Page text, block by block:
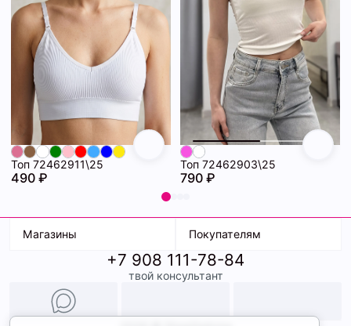
Топ 72462911\25
490 ₽
Топ 72462903\25
790 ₽
Магазины
ТК Терминал
ТРК Континент
Покупателям
Доставка
Условия оплаты
Образы
+7 908 111-78-84
твой консультант